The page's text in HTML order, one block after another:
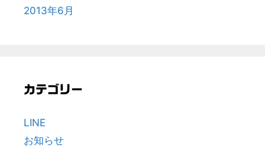
2013年6月
カテゴリー
LINE
お知らせ